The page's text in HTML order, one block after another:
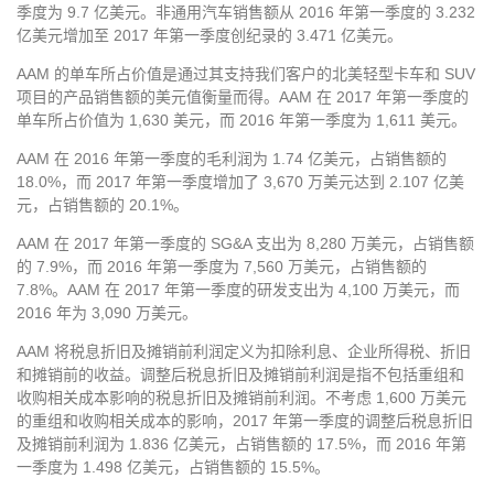
季度为 9.7 亿美元。非通用汽车销售额从 2016 年第一季度的 3.232
亿美元增加至 2017 年第一季度创纪录的 3.471 亿美元。
AAM 的单车所占价值是通过其支持我们客户的北美轻型卡车和 SUV
项目的产品销售额的美元值衡量而得。AAM 在 2017 年第一季度的
单车所占价值为 1,630 美元，而 2016 年第一季度为 1,611 美元。
AAM 在 2016 年第一季度的毛利润为 1.74 亿美元，占销售额的
18.0%，而 2017 年第一季度增加了 3,670 万美元达到 2.107 亿美
元，占销售额的 20.1%。
AAM 在 2017 年第一季度的 SG&A 支出为 8,280 万美元，占销售额
的 7.9%，而 2016 年第一季度为 7,560 万美元，占销售额的
7.8%。AAM 在 2017 年第一季度的研发支出为 4,100 万美元，而
2016 年为 3,090 万美元。
AAM 将税息折旧及摊销前利润定义为扣除利息、企业所得税、折旧
和摊销前的收益。调整后税息折旧及摊销前利润是指不包括重组和
收购相关成本影响的税息折旧及摊销前利润。不考虑 1,600 万美元
的重组和收购相关成本的影响，2017 年第一季度的调整后税息折旧
及摊销前利润为 1.836 亿美元，占销售额的 17.5%，而 2016 年第
一季度为 1.498 亿美元，占销售额的 15.5%。